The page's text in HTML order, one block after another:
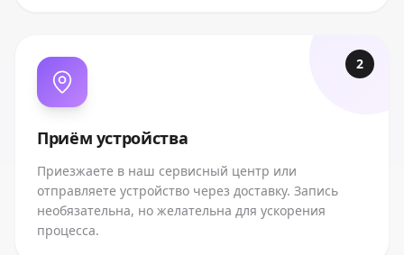
2
Приём устройства
Приезжаете в наш сервисный центр или
отправляете устройство через доставку. Запись
необязательна, но желательна для ускорения
процесса.